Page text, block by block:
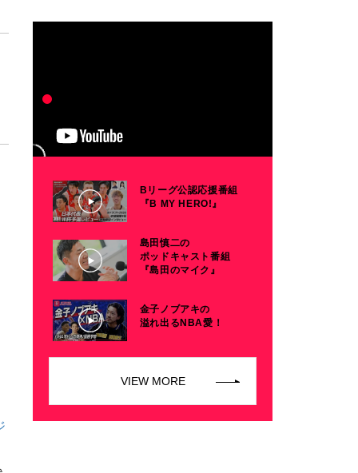
Bリーグ公認応援番組
『B MY HERO!』
島田慎二の
ポッドキャスト番組
『島田のマイク』
金子ノブアキの
溢れ出るNBA愛！
VIEW MORE